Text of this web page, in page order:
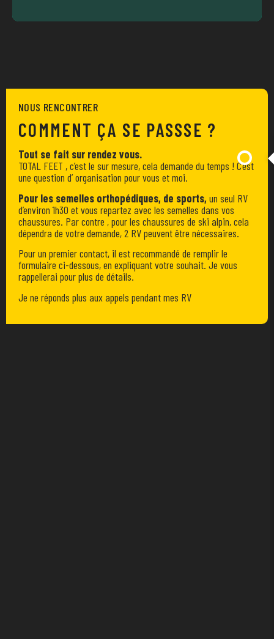
NOUS RENCONTRER
COMMENT ÇA SE PASSSE ?
Tout se fait sur rendez vous.
TOTAL FEET , c’est le sur mesure, cela demande du temps ! C’est
une question d’ organisation pour vous et moi.
Pour les semelles orthopédiques, de sports,un seul RV
d’environ 1h30 et vous repartez avec les semelles dans vos
chaussures. Par contre , pour les chaussures de ski alpin, cela
dépendra de votre demande, 2 RV peuvent être nécessaires.
Pour un premier contact, il est recommandé de remplir le
formulaire ci-dessous, en expliquant votre souhait. Je vous
rappellerai pour plus de détails.
Je ne réponds plus aux appels pendant mes RV